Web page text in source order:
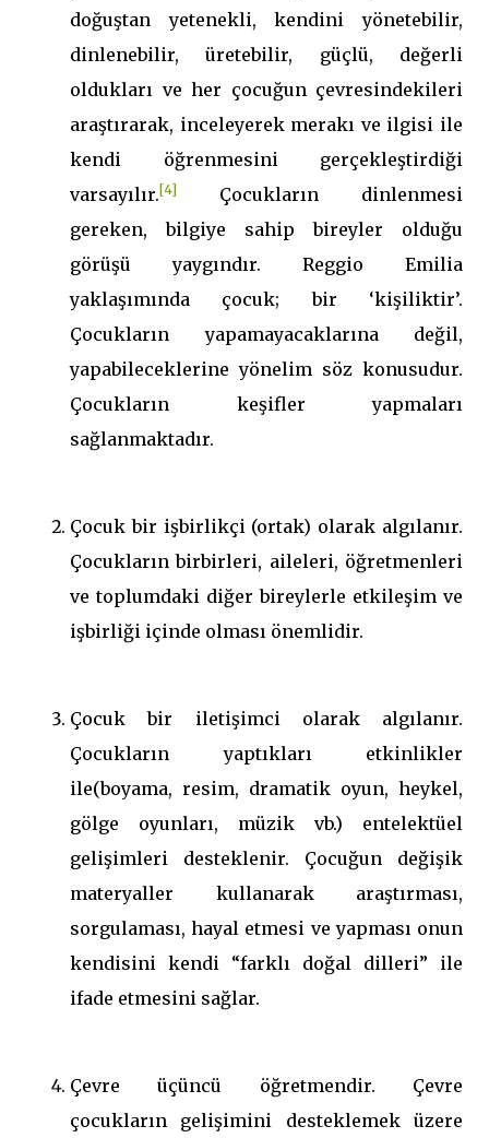
doğuştan yetenekli, kendini yönetebilir,
dinlenebilir, üretebilir, güçlü, değerli
oldukları ve her çocuğun çevresindekileri
araştırarak, inceleyerek merakı ve ilgisi ile
kendi öğrenmesini gerçekleştirdiği
varsayılır.[4]
Çocukların dinlenmesi
gereken, bilgiye sahip bireyler olduğu
görüşü yaygındır. Reggio Emilia
yaklaşımında çocuk; bir ‘kişiliktir’.
Çocukların yapamayacaklarına değil,
yapabileceklerine yönelim söz konusudur.
Çocukların keşifler yapmaları
sağlanmaktadır.
Çocuk bir işbirlikçi (ortak) olarak algılanır.
Çocukların birbirleri, aileleri, öğretmenleri
ve toplumdaki diğer bireylerle etkileşim ve
işbirliği içinde olması önemlidir.
Çocuk bir iletişimci olarak algılanır.
Çocukların yaptıkları etkinlikler
ile(boyama, resim, dramatik oyun, heykel,
gölge oyunları, müzik vb.) entelektüel
gelişimleri desteklenir. Çocuğun değişik
materyaller kullanarak araştırması,
sorgulaması, hayal etmesi ve yapması onun
kendisini kendi “farklı doğal dilleri” ile
ifade etmesini sağlar.
Çevre üçüncü öğretmendir. Çevre
çocukların gelişimini desteklemek üzere